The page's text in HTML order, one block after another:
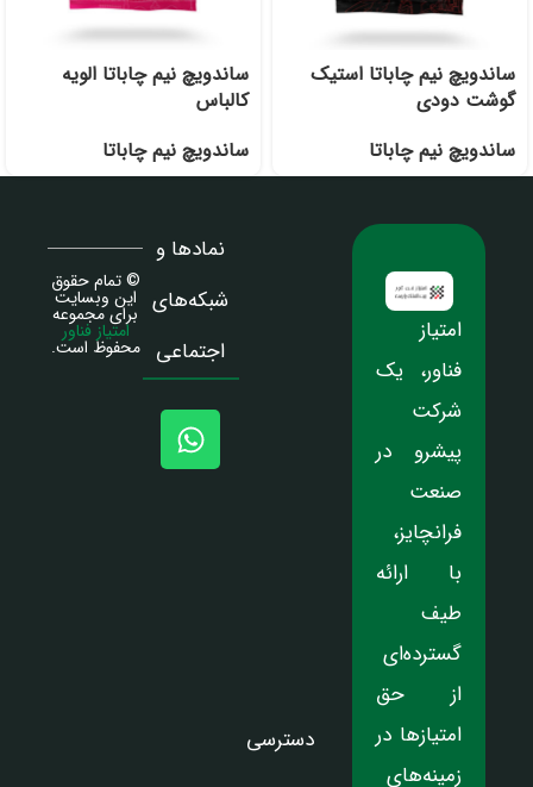
ساندویچ نیم چاباتا استیک
گوشت دودی
ساندویچ نیم چاباتا
ساندویچ نیم چاباتا الویه
کالباس
ساندویچ نیم چاباتا
امتیاز
فناور، یک
شرکت
پیشرو در
صنعت
فرانچایز،
با ارائه
طیف
گسترده‌ای
از حق
امتیازها در
زمینه‌های
دسترسی
نمادها و
شبکه‌های
اجتماعی
© تمام حقوق
این وبسایت
برای مجموعه
امتیاز فناور
محفوظ است.